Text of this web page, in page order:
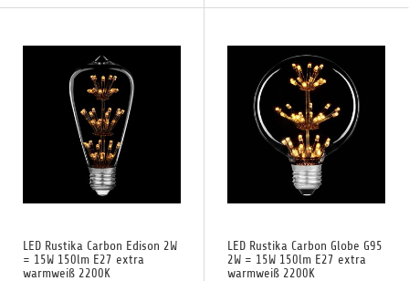
LED Rustika Carbon Edison 2W
= 15W 150lm E27 extra
warmweiß 2200K
LED Rustika Carbon Globe G95
2W = 15W 150lm E27 extra
warmweiß 2200K